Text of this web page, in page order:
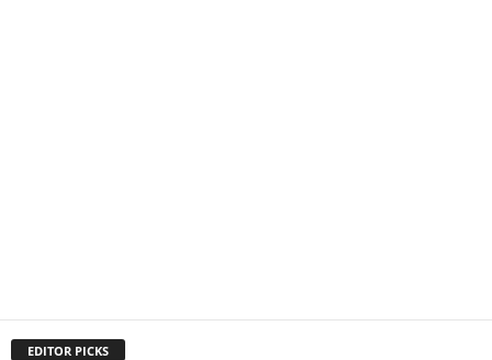
EDITOR PICKS